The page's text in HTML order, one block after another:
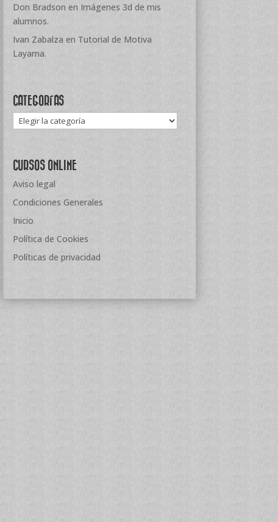
Don Bradsonen Imágenes 3d de mis
alumnos.
Ivan Zabalza en Tutorial de Motiva
Layama.
CATEGORÍAS
Categorías
CURSOS ONLINE
Aviso legal
Condiciones Generales
Inicio
Política de Cookies
Políticas de privacidad